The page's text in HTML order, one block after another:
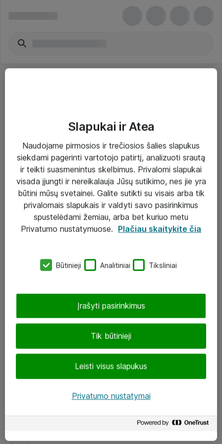
Paslaugos
Sprendimai
Įgyvendinti projektai
Atea ekspertų patarimai verslui
eShop@atea.lt
LinkedIn
Slapukai ir Atea
Naudojame pirmosios ir trečiosios šalies slapukus
siekdami pagerinti vartotojo patirtį, analizuoti srautą
ir teikti suasmenintus skelbimus. Privalomi slapukai
visada įjungti ir nereikalauja Jūsų sutikimo, nes jie yra
būtini mūsų svetainei. Galite sutikti su visais arba tik
privalomais slapukais ir valdyti savo pasirinkimus
spustelėdami žemiau, arba bet kuriuo metu
Privatumo nustatymuose. Plačiau skaitykite čia
Būtinieji Analitiniai Tiksliniai
Tik būtinieji
Leisti visus slapukus
Įrašyti pasirinkimus
Privatumo nustatymai